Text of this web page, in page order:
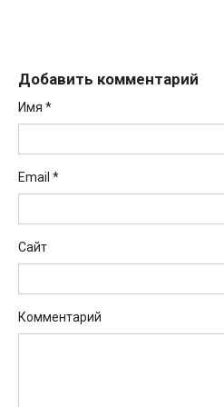
Добавить комментарий
Имя *
Email *
Сайт
Комментарий